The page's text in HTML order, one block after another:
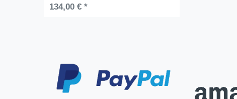
134,00 € *